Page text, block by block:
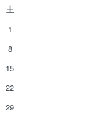
土
1
8
15
22
29